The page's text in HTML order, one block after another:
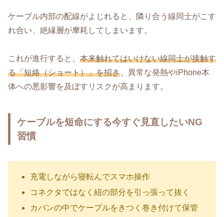
ケーブル内部の配線がよじれると、隣り合う線同士がこす
れ合い、絶縁層が摩耗してしまいます。
これが進行すると、 本来触れてはいけない線同士が接触す
る「短絡（ショート）」を招き 、異常な発熱やiPhone本
体への悪影響を及ぼすリスクが高まります。
ケーブルを短命にする今すぐ見直したいNG
習慣
充電しながら寝転んでスマホ操作
コネクタではなく紐の部分を引っ張って抜く
カバンの中でケーブルをきつく巻き付けて保管